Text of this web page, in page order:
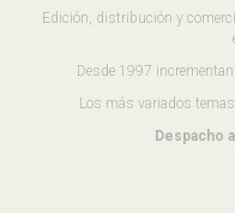
Edición, distribución y
Desde 1997
Los más variados
Despacho